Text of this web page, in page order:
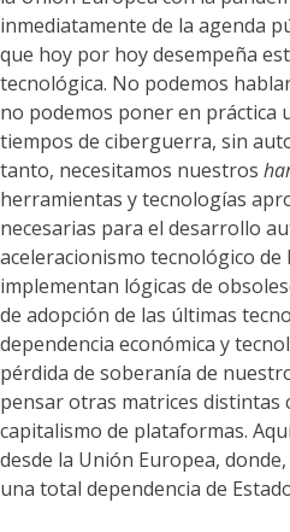
inmediatamente de la agenda
que hoy por hoy desempeña
tecnológica. No podemos
no podemos poner en práctica
tiempos de ciberguerra, sin
tanto, necesitamos nuestros
herramientas y tecnologías
necesarias para el desarrollo
aceleracionismo tecnológico
implementan lógicas de
de adopción de las últimas
dependencia económica y
pérdida de soberanía de
pensar otras matrices distintas
capitalismo de plataformas.
desde la Unión Europea,
una total dependencia de